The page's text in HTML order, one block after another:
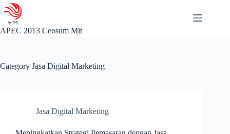
Skip
to
content
APEC 2013 Ceosum Mit
Category Jasa Digital Marketing
Jasa Digital Marketing